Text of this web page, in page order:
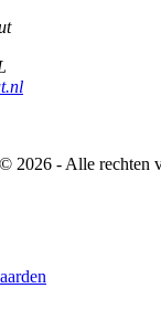
© 2026 - Alle rechten